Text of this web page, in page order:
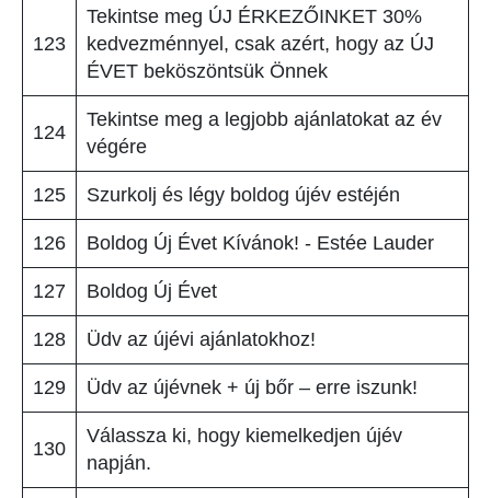
123
Tekintse meg ÚJ ÉRKEZŐINKET 30%
kedvezménnyel, csak azért, hogy az ÚJ
ÉVET beköszöntsük Önnek
124
Tekintse meg a legjobb ajánlatokat az év
végére
125 Szurkolj és légy boldog újév estéjén
126 Boldog Új Évet Kívánok! - Estée Lauder
127 Boldog Új Évet
128 Üdv az újévi ajánlatokhoz!
129 Üdv az újévnek + új bőr – erre iszunk!
130
Válassza ki, hogy kiemelkedjen újév
napján.